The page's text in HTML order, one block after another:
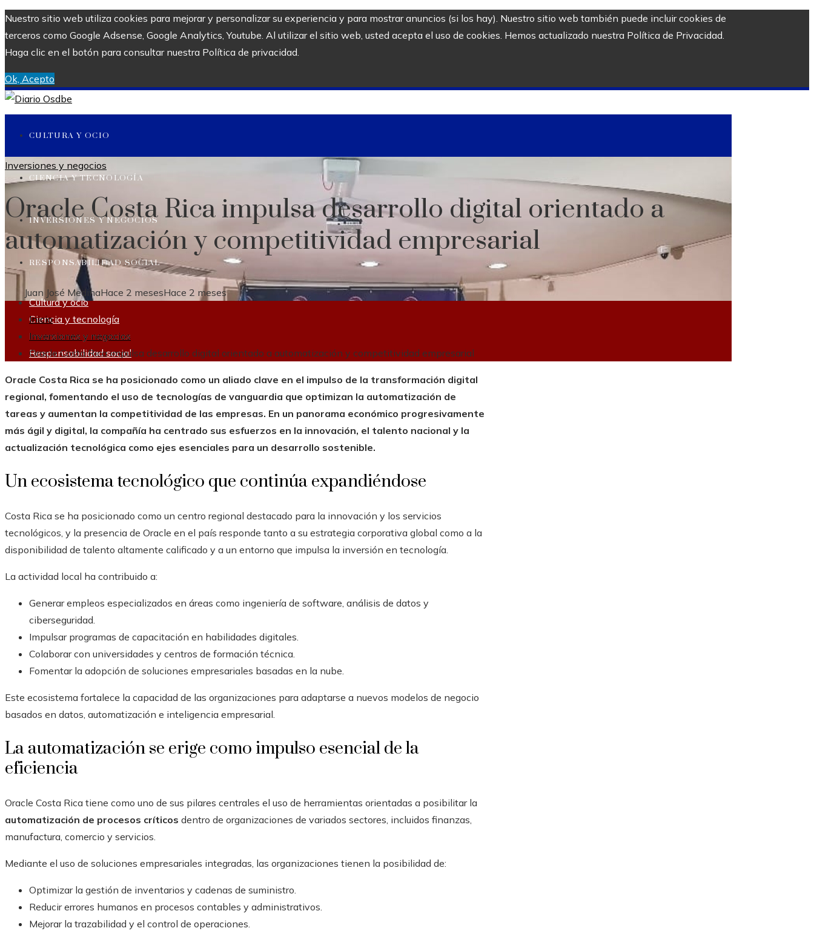
Nuestro sitio web utiliza cookies para mejorar y personalizar su experiencia y para mostrar anuncios (si los hay). Nuestro sitio web también puede incluir cookies de
terceros como Google Adsense, Google Analytics, Youtube. Al utilizar el sitio web, usted acepta el uso de cookies. Hemos actualizado nuestra Política de Privacidad.
Haga clic en el botón para consultar nuestra Política de privacidad.
Ok, Acepto
CULTURA Y OCIO
CIENCIA Y TECNOLOGÍA
INVERSIONES Y NEGOCIOS
RESPONSABILIDAD SOCIAL
Cultura y ocio
Ciencia y tecnología
Inversiones y negocios
Responsabilidad social
Inversiones y negocios
Oracle Costa Rica impulsa desarrollo digital orientado a
automatización y competitividad empresarial
Juan José MedinaHace 2 mesesHace 2 meses
Inicio
Inversiones y negocios
Oracle Costa Rica impulsa desarrollo digital orientado a automatización y competitividad empresarial
Oracle Costa Rica se ha posicionado como un aliado clave en el impulso de la transformación digital
regional, fomentando el uso de tecnologías de vanguardia que optimizan la automatización de
tareas y aumentan la competitividad de las empresas. En un panorama económico progresivamente
más ágil y digital, la compañía ha centrado sus esfuerzos en la innovación, el talento nacional y la
actualización tecnológica como ejes esenciales para un desarrollo sostenible.
Un ecosistema tecnológico que continúa expandiéndose
Costa Rica se ha posicionado como un centro regional destacado para la innovación y los servicios
tecnológicos, y la presencia de Oracle en el país responde tanto a su estrategia corporativa global como a la
disponibilidad de talento altamente calificado y a un entorno que impulsa la inversión en tecnología.
La actividad local ha contribuido a:
Generar empleos especializados en áreas como ingeniería de software, análisis de datos y
ciberseguridad.
Impulsar programas de capacitación en habilidades digitales.
Colaborar con universidades y centros de formación técnica.
Fomentar la adopción de soluciones empresariales basadas en la nube.
Este ecosistema fortalece la capacidad de las organizaciones para adaptarse a nuevos modelos de negocio
basados en datos, automatización e inteligencia empresarial.
La automatización se erige como impulso esencial de la
eficiencia
Oracle Costa Rica tiene como uno de sus pilares centrales el uso de herramientas orientadas a posibilitar la
automatización de procesos críticos dentro de organizaciones de variados sectores, incluidos finanzas,
manufactura, comercio y servicios.
Mediante el uso de soluciones empresariales integradas, las organizaciones tienen la posibilidad de:
Optimizar la gestión de inventarios y cadenas de suministro.
Reducir errores humanos en procesos contables y administrativos.
Mejorar la trazabilidad y el control de operaciones.